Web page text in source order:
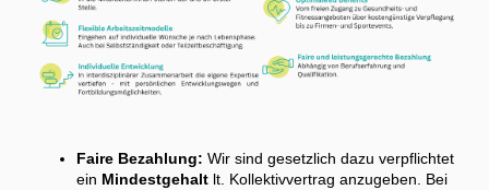
Faire Bezahlung: Wir sind gesetzlich dazu verpflichtet
ein Mindestgehalt lt. Kollektivvertrag anzugeben. Bei